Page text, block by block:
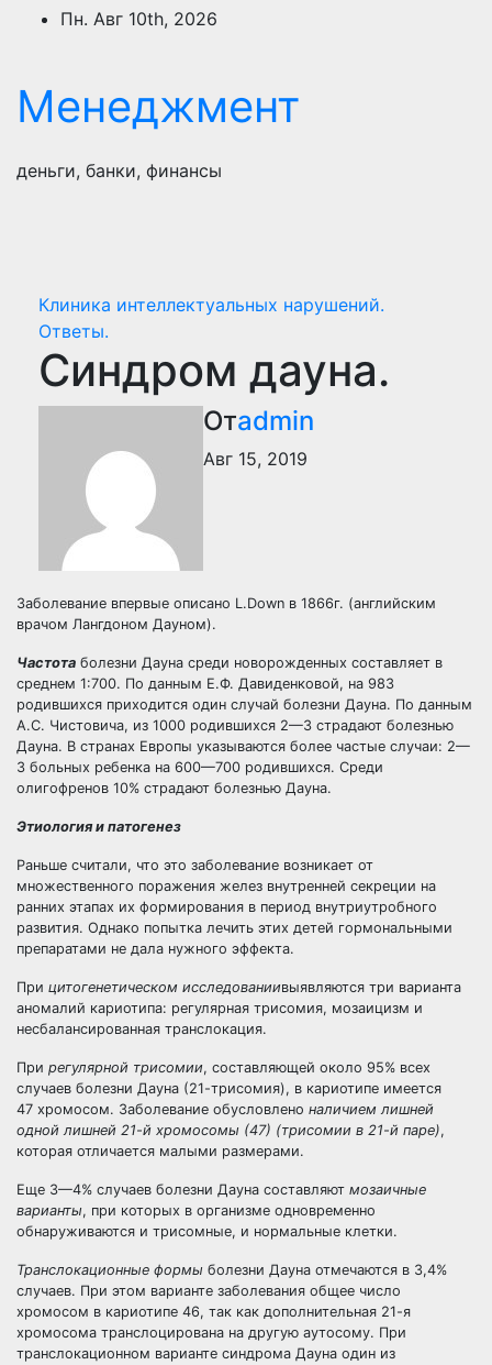
ПерейтиПн. Авг 10th, 2026
Менеджмент
деньги, банки, финансы
Клиника интеллектуальных нарушений.
Ответы.
Синдром дауна.
Отadmin
Авг 15, 2019
Заболевание впервые описано L.Down в 1866г. (английским
врачом Лангдоном Дауном).
Частота болезни Дауна среди новорожденных составляет в
среднем 1:700. По данным Е.Ф. Давиденковой, на 983
родившихся приходится один случай болезни Дауна. По данным
А.С. Чистовича, из 1000 родившихся 2—3 страдают болезнью
Дауна. В странах Европы указываются более частые случаи: 2—
3 больных ребенка на 600—700 родившихся. Среди
олигофренов 10% страдают болезнью Дауна.
Этиология и патогенез
Раньше считали, что это заболевание возникает от
множественного поражения желез внутренней секреции на
ранних этапах их формирования в период внутриутробного
развития. Однако попытка лечить этих детей гормональными
препаратами не дала нужного эффекта.
При цитогенетическом исследованиивыявляются три варианта
аномалий кариотипа: регулярная трисомия, мозаицизм и
несбалансированная транслокация.
При регулярной трисомии, составляющей около 95% всех
случаев болезни Дауна (21-трисомия), в кариотипе имеется
47 хромосом. Заболевание обусловлено наличием лишней
одной лишней 21-й хромосомы (47) (трисомии в 21-й паре),
которая отличается малыми размерами.
Еще 3—4% случаев болезни Дауна составляют мозаичные
варианты, при которых в организме одновременно
обнаруживаются и трисомные, и нормальные клетки.
Транслокационные формы болезни Дауна отмечаются в 3,4%
случаев. При этом варианте заболевания общее число
хромосом в кариотипе 46, так как дополнительная 21-я
хромосома транслоцирована на другую аутосому. При
транслокационном варианте синдрома Дауна один из